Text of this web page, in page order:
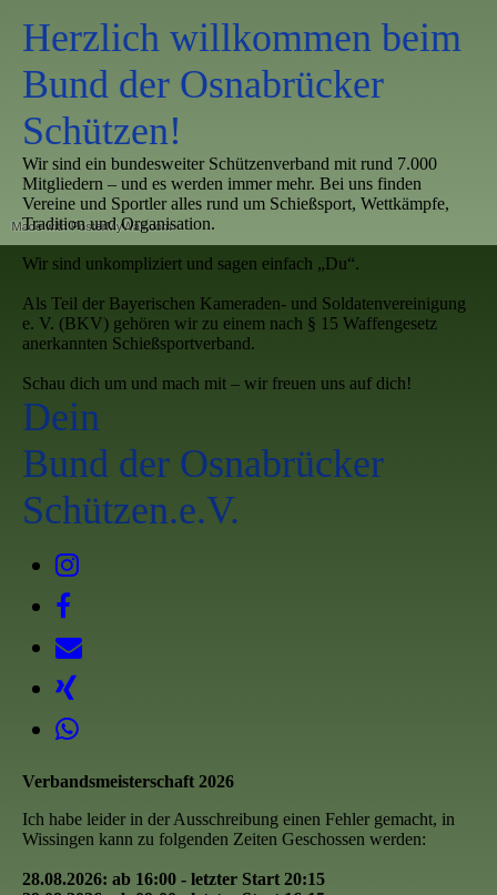
Herzlich willkommen beim
Bund der Osnabrücker
Schützen!
Wir sind ein bundesweiter Schützenverband mit rund 7.000
Mitgliedern – und es werden immer mehr. Bei uns finden
Vereine und Sportler alles rund um Schießsport, Wettkämpfe,
Tradition und Organisation.
Wir sind unkompliziert und sagen einfach „Du“.
Als Teil der Bayerischen Kameraden- und Soldatenvereinigung
e. V. (BKV) gehören wir zu einem nach § 15 Waffengesetz
anerkannten Schießsportverband.
Schau dich um und mach mit – wir freuen uns auf dich!
Dein
Bund der Osnabrücker
Schützen.e.V.
Verbandsmeisterschaft 2026
Ich habe leider in der Ausschreibung einen Fehler gemacht, in
Wissingen kann zu folgenden Zeiten Geschossen werden:
28.08.2026: ab 16:00 - letzter Start 20:15